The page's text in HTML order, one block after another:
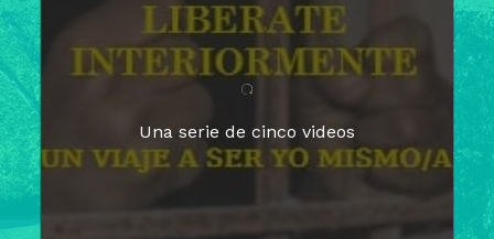
Una serie de cinco videos
Para un tiempo de
Cuaresma
El camino hacia la libertad
Barreras de la libertad interior
Fortaleciendo mi libertad